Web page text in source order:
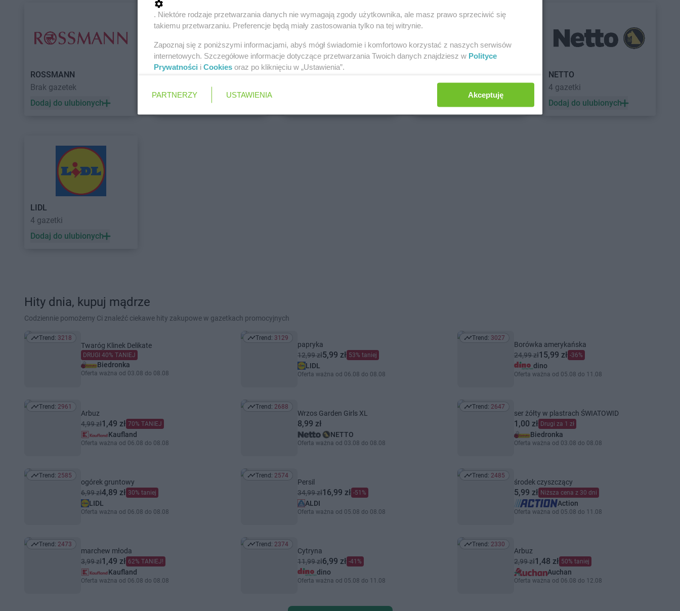
ROSSMANN
Brak gazetek
Dodaj do ulubionych
Auchan
Dodaj do ulubionych
9 gazetek
NETTO
4 gazetki
Dodaj do ulubionych
LIDL
4 gazetki
Dodaj do ulubionych
Hity dnia, kupuj mądrze
Codziennie pomożemy Ci znaleźć ciekawe hity zakupowe w gazetkach promocyjnych
Trend: 3218
Trend: 3218
Twaróg Klinek Delikate
DRUGI 40% TANIEJ
Biedronka
Oferta ważna od 03.08 do 08.08
Trend: 3129
Trend: 3129
papryka
12,99 zł5,99 zł 53% taniej
LIDL
Oferta ważna od 06.08 do 08.08
Trend: 3027
Trend: 3027
Borówka amerykańska
24,99 zł15,99 zł -36%
dino
Oferta ważna od 05.08 do 11.08
Trend: 2961
Trend: 2961
Arbuz
4,99 zł1,49 zł 70% TANIEJ
Kaufland
Oferta ważna od 06.08 do 08.08
Trend: 2688
Trend: 2688
Wrzos Garden Girls XL
8,99 zł
NETTO
Oferta ważna od 03.08 do 08.08
Trend: 2647
Trend: 2647
ser żółty w plastrach ŚWIATOWID
1,00 zł Drugi za 1 zł
Biedronka
Oferta ważna od 03.08 do 08.08
Trend: 2585
Trend: 2585
ogórek gruntowy
6,99 zł4,89 zł 30% taniej
LIDL
Oferta ważna od 06.08 do 08.08
Trend: 2574
Trend: 2574
Persil
34,99 zł16,99 zł -51%
ALDI
Oferta ważna od 05.08 do 08.08
Trend: 2485
Trend: 2485
środek czyszczący
5,99 zł Niższa cena z 30 dni
Action
Oferta ważna od 05.08 do 11.08
Trend: 2473
Trend: 2473
marchew młoda
3,99 zł1,49 zł 62% TANIEJ!
Kaufland
Oferta ważna od 06.08 do 08.08
Trend: 2374
Trend: 2374
Cytryna
11,99 zł6,99 zł -41%
dino
Oferta ważna od 05.08 do 11.08
Trend: 2330
Trend: 2330
Arbuz
2,99 zł1,48 zł 50% taniej
Auchan
Oferta ważna od 06.08 do 12.08
. Niektóre rodzaje przetwarzania danych nie wymagają zgody użytkownika, ale masz prawo sprzeciwić się
takiemu przetwarzaniu. Preferencje będą miały zastosowania tylko na tej witrynie.
Zapoznaj się z poniższymi informacjami, abyś mógł świadomie i komfortowo korzystać z naszych serwisów
internetowych. Szczegółowe informacje dotyczące przetwarzania Twoich danych znajdziesz w Polityce
Prywatności i Cookies oraz po kliknięciu w „Ustawienia”.
PARTNERZY USTAWIENIA Akceptuję